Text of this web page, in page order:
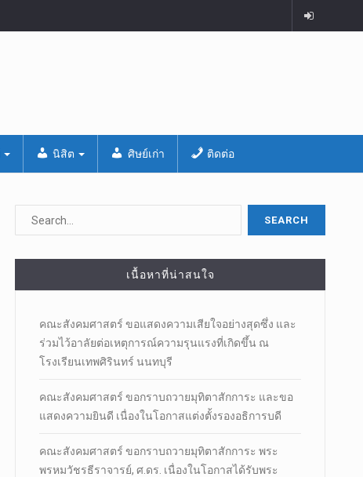
นิสิต ศิษย์เก่า ติดต่อ
เนื้อหาที่น่าสนใจ
คณะสังคมศาสตร์ ขอแสดงความเสียใจอย่างสุดซึ่ง และ
ร่วมไว้อาลัยต่อเหตุการณ์ความรุนแรงที่เกิดขึ้น ณ
โรงเรียนเทพศิรินทร์ นนทบุรี
คณะสังคมศาสตร์ ขอกราบถวายมุทิตาสักการะ และขอ
แสดงความยินดี เนื่องในโอกาสแต่งตั้งรองอธิการบดี
คณะสังคมศาสตร์ ขอกราบถวายมุทิตาสักการะ พระ
พรหมวัชรธีราจารย์, ศ.ดร. เนื่องในโอกาสได้รับพระ